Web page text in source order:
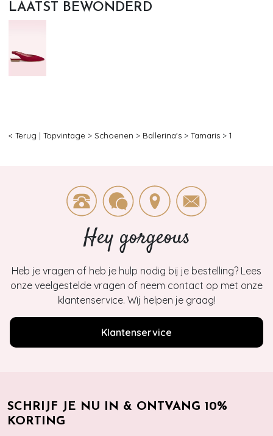
LAATST BEWONDERD
< Terug | Topvintage > Schoenen > Ballerina's > Tamaris > 1
Hey gorgeous
Heb je vragen of heb je hulp nodig bij je bestelling? Lees
onze veelgestelde vragen of neem contact op met onze
klantenservice. Wij helpen je graag!
Klantenservice
SCHRIJF JE NU IN & ONTVANG 10%
KORTING